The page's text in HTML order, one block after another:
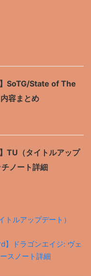
】SoTG/State of The
容まとめ
TU（タイトルアップ
ノート詳細
トルアップデート）
】ドラゴンエイジ: ヴェ
スノート詳細